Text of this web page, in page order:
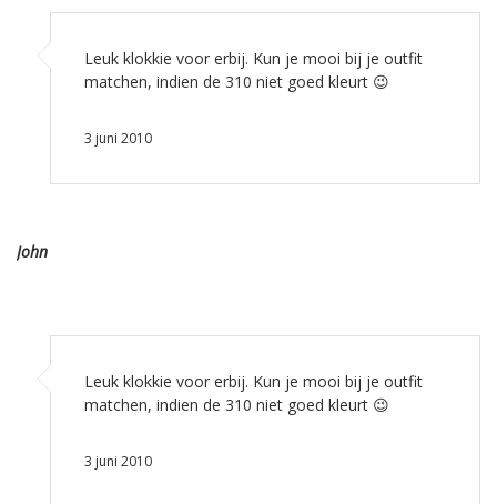
Leuk klokkie voor erbij. Kun je mooi bij je outfit
matchen, indien de 310 niet goed kleurt 😉
3 juni 2010
John
Leuk klokkie voor erbij. Kun je mooi bij je outfit
matchen, indien de 310 niet goed kleurt 😉
3 juni 2010